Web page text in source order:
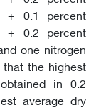
+ 0.1 percent
+ 0.2 percent
one nitrogen
the highest
in 0.2
average dry